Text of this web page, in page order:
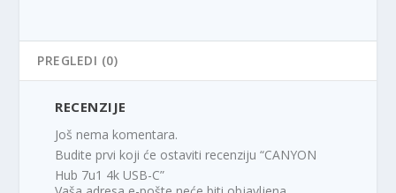
PREGLEDI (0)
RECENZIJE
Još nema komentara.
Budite prvi koji će ostaviti recenziju “CANYON
Hub 7u1 4k USB-C”